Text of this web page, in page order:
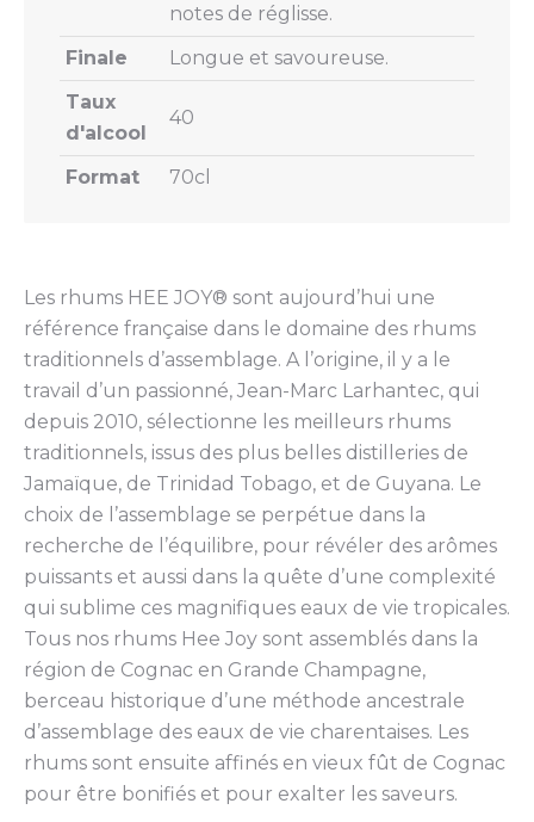
Les rhums HEE JOY® sont aujourd’hui une
référence française dans le domaine des rhums
traditionnels d’assemblage. A l’origine, il y a le
travail d’un passionné, Jean-Marc Larhantec, qui
depuis 2010, sélectionne les meilleurs rhums
traditionnels, issus des plus belles distilleries de
Jamaïque, de Trinidad Tobago, et de Guyana. Le
choix de l’assemblage se perpétue dans la
recherche de l’équilibre, pour révéler des arômes
puissants et aussi dans la quête d’une complexité
qui sublime ces magnifiques eaux de vie tropicales.
Tous nos rhums Hee Joy sont assemblés dans la
région de Cognac en Grande Champagne,
berceau historique d’une méthode ancestrale
d’assemblage des eaux de vie charentaises. Les
rhums sont ensuite affinés en vieux fût de Cognac
pour être bonifiés et pour exalter les saveurs.
notes de réglisse.
Finale
Longue et savoureuse.
Taux
d'alcool
40
Format 70cl